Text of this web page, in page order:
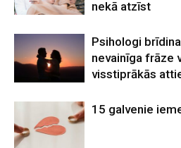
nekā atzīst
Psihologi
nevainīga frāze
visstiprākās
15 galvenie